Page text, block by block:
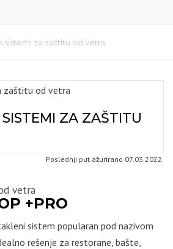
sistemi za zaštitu od vetra
ZA ZAŠTITU
Poslednji put ažurirano 07.03.2022.
vetra
+PRO
sistem popularan pod nazivom
rešenje za restorane, bašte,